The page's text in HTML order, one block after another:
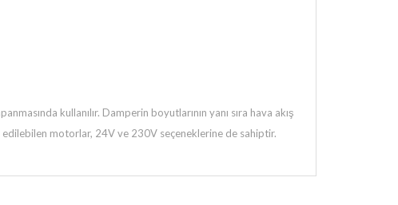
kullanılır. Damperin boyutlarının yanı sıra hava akış
edilebilen motorlar, 24V ve 230V seçeneklerine de sahiptir.